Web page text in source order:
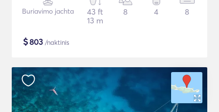
Buriavimo jachta
43 ft
13 m
8 4 8
$803 /naktinis